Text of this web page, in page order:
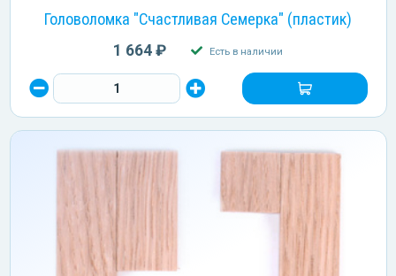
Головоломка "Счастливая Семерка" (пластик)
1 664 ₽ Есть в наличии